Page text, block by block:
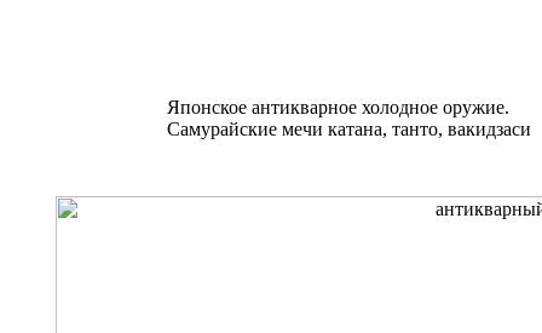
Японское антикварное холодное оружие.
Самурайские мечи катана, танто, вакидзаси